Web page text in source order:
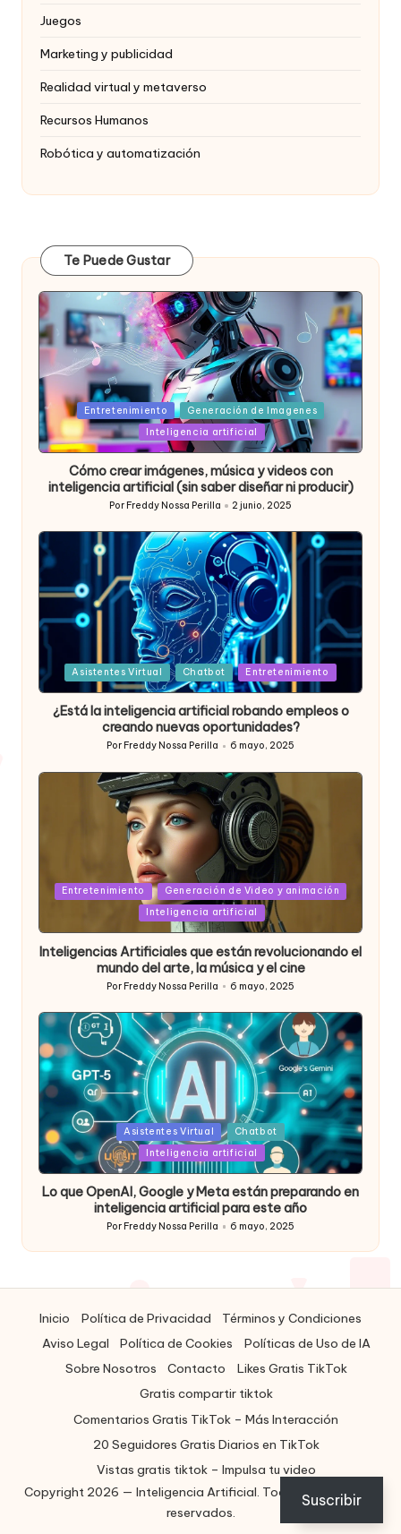
Juegos
Marketing y publicidad
Realidad virtual y metaverso
Recursos Humanos
Robótica y automatización
Te Puede Gustar
Posted
in
Entretenimiento
Generación de Imagenes
Inteligencia artificial
Cómo crear imágenes, música y videos con
inteligencia artificial (sin saber diseñar ni producir)
Publicado
por
Por Freddy Nossa Perilla 2 junio, 2025
Posted
in
Asistentes Virtual Chatbot Entretenimiento
¿Está la inteligencia artificial robando empleos o
creando nuevas oportunidades?
Publicado
Por Freddy Nossa Perilla 6 mayo, 2025
Posted
Entretenimiento
Generación de Video y animación
Inteligencia artificial
Inteligencias Artificiales que están revolucionando el
mundo del arte, la música y el cine
Publicado
Por Freddy Nossa Perilla 6 mayo, 2025
Posted
in
Asistentes Virtual
Chatbot
Inteligencia artificial
Lo que OpenAI, Google y Meta están preparando en
inteligencia artificial para este año
Publicado
por
Por Freddy Nossa Perilla 6 mayo, 2025
Inicio Política de Privacidad
Términos y Condiciones
Aviso Legal
Política de Cookies
Políticas de Uso de IA
Sobre Nosotros
Contacto
Likes Gratis TikTok
Gratis compartir tiktok
Comentarios Gratis TikTok – Más Interacción
20 Seguidores Gratis Diarios en TikTok
Vistas gratis tiktok – Impulsa tu video
Copyright 2026 — Inteligencia Artificial. Todos los derechos
reservados.
Suscribir
ES